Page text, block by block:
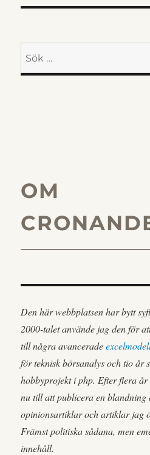
OM
Den här webbplatsen har bytt
2000-talet använde jag den för
till några avancerade
för teknisk börsanalys och tio år
hobbyprojekt i php. Efter flera
nu till att publicera en blandning
opinionsartiklar och artiklar jag
Främst politiska sådana, men
innehåll.